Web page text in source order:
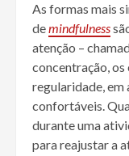
As formas mais
demindfulness
atenção –
concentração,
regularidade, em
confortáveis.
durante uma
para reajustar a